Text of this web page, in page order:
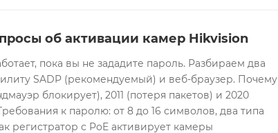
об активации камер Hikvision
пока вы не зададите пароль. Разбираем два
SADP (рекомендуемый) и веб-браузер. Почему
блокирует), 2011 (потеря пакетов) и 2020
к паролю: от 8 до 16 символов, два типа
регистратор с PoE активирует камеры